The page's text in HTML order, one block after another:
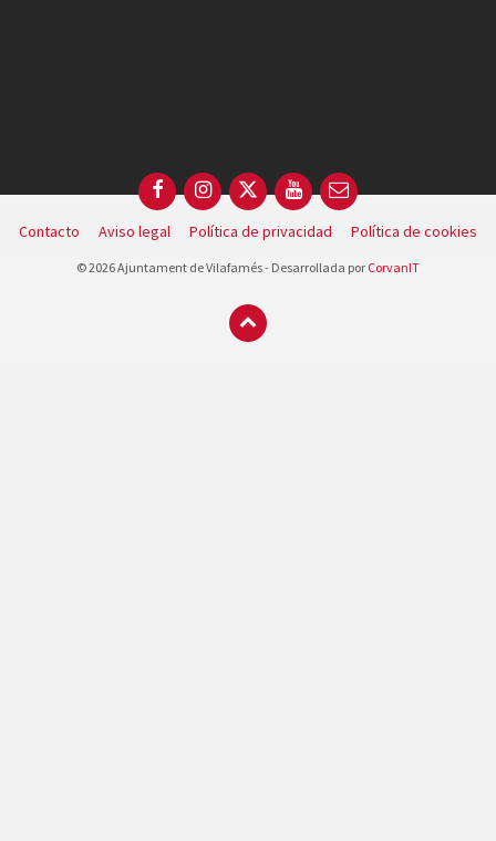
FacebookInstagram
X YouTubeEmail
Contacto Aviso legal Política de privacidad Política de cookies
© 2026 Ajuntament de Vilafamés - Desarrollada por CorvanIT